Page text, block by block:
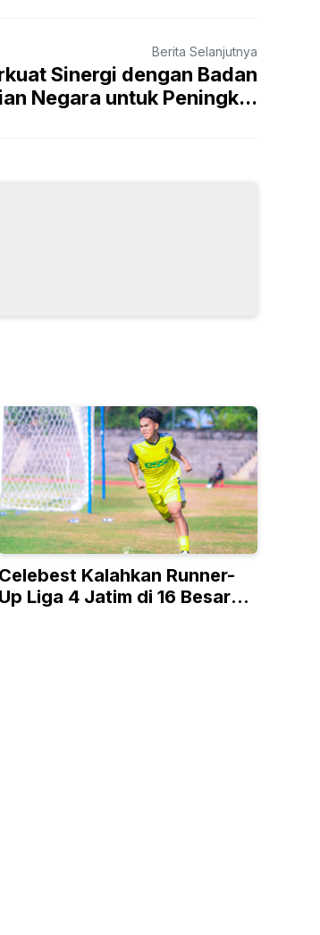
Berita Selanjutnya
Sinergi dengan Badan
Negara untuk Peningk...
Celebest Kalahkan Runner-
Up Liga 4 Jatim di 16 Besar